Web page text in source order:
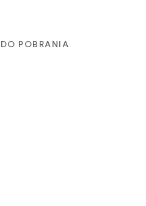
POBRANIA